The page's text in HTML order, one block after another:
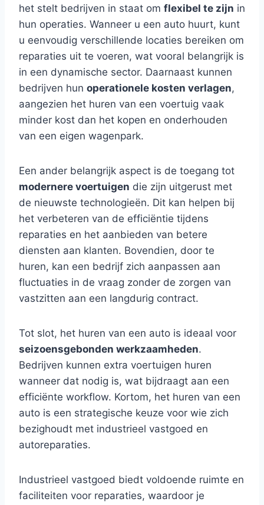
het stelt bedrijven in staat om flexibel te zijn in
hun operaties. Wanneer u een auto huurt, kunt
u eenvoudig verschillende locaties bereiken om
reparaties uit te voeren, wat vooral belangrijk is
in een dynamische sector. Daarnaast kunnen
bedrijven hun operationele kosten verlagen,
aangezien het huren van een voertuig vaak
minder kost dan het kopen en onderhouden
van een eigen wagenpark.
Een ander belangrijk aspect is de toegang tot
modernere voertuigen die zijn uitgerust met
de nieuwste technologieën. Dit kan helpen bij
het verbeteren van de efficiëntie tijdens
reparaties en het aanbieden van betere
diensten aan klanten. Bovendien, door te
huren, kan een bedrijf zich aanpassen aan
fluctuaties in de vraag zonder de zorgen van
vastzitten aan een langdurig contract.
Tot slot, het huren van een auto is ideaal voor
seizoensgebonden werkzaamheden.
Bedrijven kunnen extra voertuigen huren
wanneer dat nodig is, wat bijdraagt aan een
efficiënte workflow. Kortom, het huren van een
auto is een strategische keuze voor wie zich
bezighoudt met industrieel vastgoed en
autoreparaties.
Industrieel vastgoed biedt voldoende ruimte en
faciliteiten voor reparaties, waardoor je